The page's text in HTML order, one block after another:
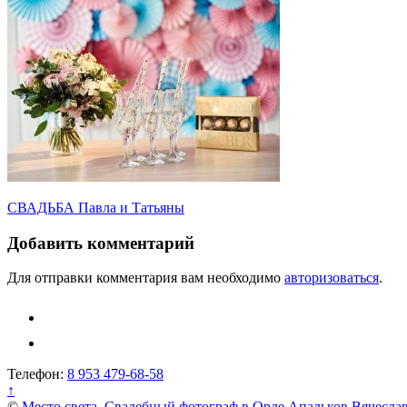
Навигация
по
записям
СВАДЬБА Павла и Татьяны
Добавить комментарий
Для отправки комментария вам необходимо авторизоваться.
Телефон: 8 953 479-68-58
↑